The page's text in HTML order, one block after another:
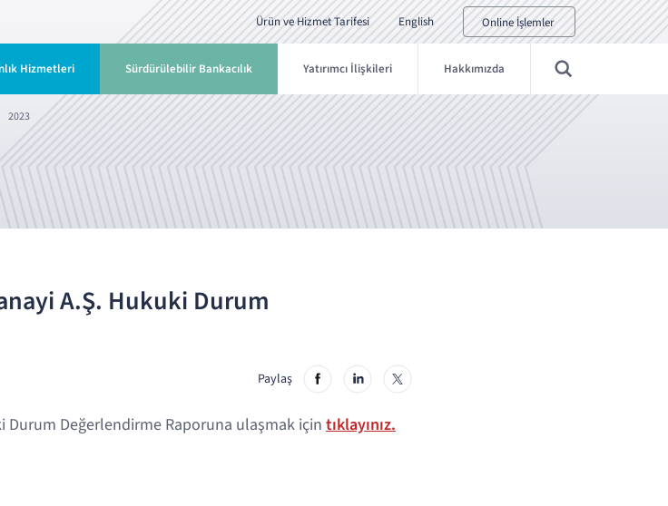
Ürün ve Hizmet Tarifesi English Online İşlemler
Hizmetleri Sürdürülebilir Bankacılık Yatırımcı İlişkileri Hakkımızda
2023
A.Ş. Hukuki Durum
Paylaş
Durum Değerlendirme Raporuna ulaşmak için tıklayınız.